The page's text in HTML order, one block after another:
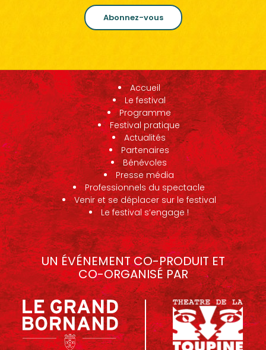
Abonnez-vous
Accueil
Le festival
Programme
Festival pratique
Actualités
Partenaires
Bénévoles
Presse média
Professionnels du spectacle
Venir et se déplacer sur le festival
Le festival s’engage !
UN ÉVÉNEMENT CO-PRODUIT ET
CO-ORGANISÉ PAR